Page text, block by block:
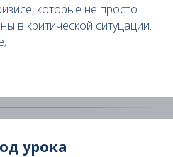
которые не просто
в критической ситуцации.
урока